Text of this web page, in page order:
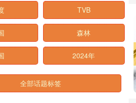
TVB
森林
2024年
全部话题标签